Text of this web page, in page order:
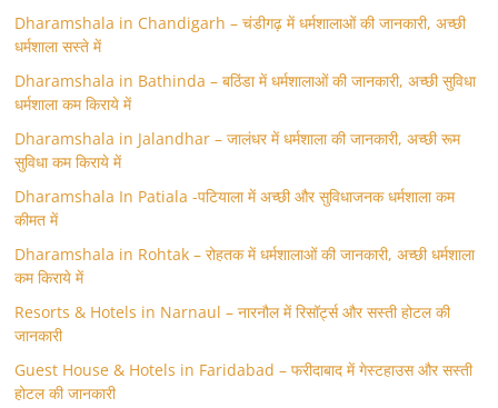
Dharamshala in Chandigarh – चंडीगढ़ में धर्मशालाओं की जानकारी, अच्छी
धर्मशाला सस्ते में
Dharamshala in Bathinda – बठिंडा में धर्मशालाओं की जानकारी, अच्छी सुविधा
धर्मशाला कम किराये में
Dharamshala in Jalandhar – जालंधर में धर्मशाला की जानकारी, अच्छी रूम
सुविधा कम किराये में
Dharamshala In Patiala -पटियाला में अच्छी और सुविधाजनक धर्मशाला कम
कीमत में
Dharamshala in Rohtak – रोहतक में धर्मशालाओं की जानकारी, अच्छी धर्मशाला
कम किराये में
Resorts & Hotels in Narnaul – नारनौल में रिसॉर्ट्स और सस्ती होटल की
जानकारी
Guest House & Hotels in Faridabad – फरीदाबाद में गेस्टहाउस और सस्ती
होटल की जानकारी